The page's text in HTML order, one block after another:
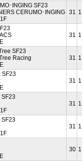
･INGING SF23
CERUMO･INGING 31
31
SF23
Racing
31
SF23
31
SF23
31
SF23
31
30